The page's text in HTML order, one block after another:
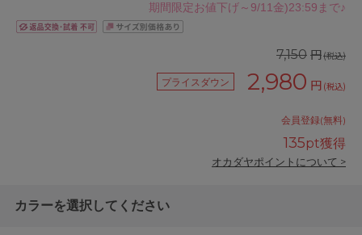
期間限定お値下げ～9/11金)23:59まで♪
7,150 円(税込)
プライスダウン 2,980 円 (税込)
会員登録(無料)
135pt獲得
オカダヤポイントについて >
カラーを選択してください